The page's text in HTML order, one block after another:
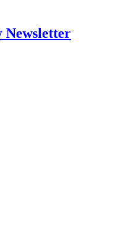
Newsletter